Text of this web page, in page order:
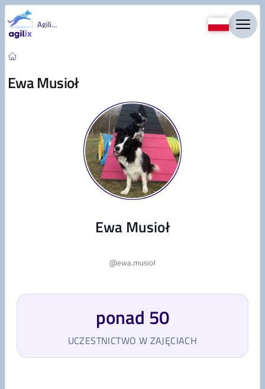
Przejdź do treści
Agility
Ewa Musioł
Ewa Musioł
@ewa.musioł
ponad 50
UCZESTNICTWO W ZAJĘCIACH